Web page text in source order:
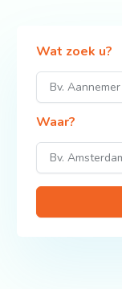
Wat zoek u?
Waar?